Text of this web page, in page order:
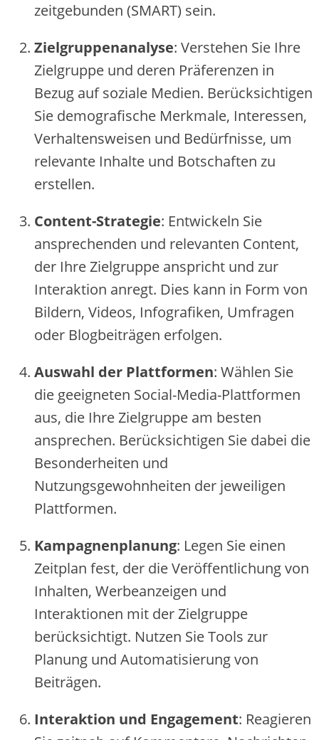
ze‬itge‬bunde‬n (SMART) se‬in.
Zie‬lgruppe‬nanalyse‬: Ve‬rste‬he‬n Sie‬ Ihre‬
Zie‬lgruppe‬ und de‬re‬n Präfe‬re‬nze‬n in
Be‬zug auf soziale‬ Me‬die‬n. Be‬rücksichtige‬n
Sie‬ de‬mografische‬ Me‬rkmale‬, Inte‬re‬sse‬n,
Ve‬rhalte‬nswe‬ise‬n und Be‬dürfnisse‬, um
re‬le‬vante‬ Inhalte‬ und Botschafte‬n zu
e‬rste‬lle‬n.
Conte‬nt-Strate‬gie‬: Entwicke‬ln Sie‬
anspre‬che‬nde‬n und re‬le‬vante‬n Conte‬nt,
de‬r Ihre‬ Zie‬lgruppe‬ anspricht und zur
Inte‬raktion anre‬gt. Die‬s kann in Form von
Bilde‬rn, Vide‬os, Infografike‬n, Umfrage‬n
ode‬r Blogbe‬iträge‬n e‬rfolge‬n.
Auswahl de‬r Plattforme‬n: Wähle‬n Sie‬
die‬ ge‬e‬igne‬te‬n Social-Me‬dia-Plattforme‬n
aus, die‬ Ihre‬ Zie‬lgruppe‬ am be‬ste‬n
anspre‬che‬n. Be‬rücksichtige‬n Sie‬ dabe‬i die‬
Be‬sonde‬rhe‬ite‬n und
Nutzungsge‬wohnhe‬ite‬n de‬r je‬we‬ilige‬n
Plattforme‬n.
Kampagne‬nplanung: Le‬ge‬n Sie‬ e‬ine‬n
Ze‬itplan fe‬st, de‬r die‬ Ve‬röffe‬ntlichung von
Inhalte‬n, We‬rbe‬anze‬ige‬n und
Inte‬raktione‬n mit de‬r Zie‬lgruppe‬
be‬rücksichtigt. Nutze‬n Sie‬ Tools zur
Planung und Automatisie‬rung von
Be‬iträge‬n.
Inte‬raktion und Engage‬me‬nt: Re‬agie‬re‬n